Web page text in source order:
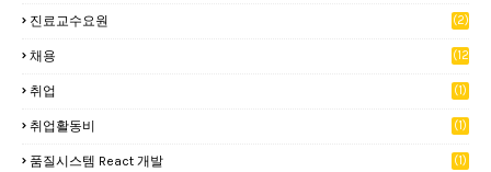
진료교수요원 (2)
채용
(12
취업 (1)
취업활동비 (1)
품질시스템 React 개발 (1)